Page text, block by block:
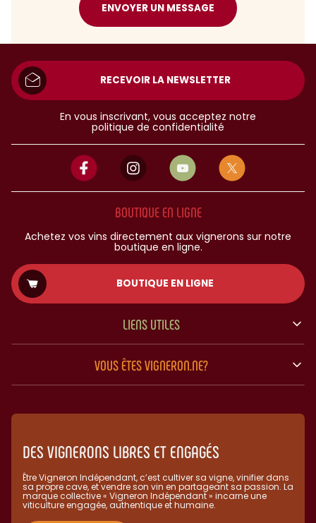
ENVOYER UN MESSAGE
RECEVOIR LA NEWSLETTER
En vous inscrivant, vous acceptez notre
politique de confidentialité
BOUTIQUE EN LIGNE
Achetez vos vins directement aux vignerons sur notre
boutique en ligne.
BOUTIQUE EN LIGNE
LIENS UTILES
VOUS ÊTES VIGNERON.NE?
DES VIGNERONS LIBRES ET ENGAGÉS
Être Vigneron Indépendant, c’est cultiver sa vigne, vinifier dans
sa propre cave, et vendre son vin en partageant sa passion. La
marque collective « Vigneron Indépendant » incarne une
viticulture engagée, authentique et humaine.​